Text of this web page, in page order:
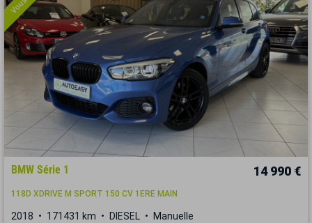
BMW Série 1 14 990 €
118D XDRIVE M SPORT 150 CV 1ERE MAIN
2018 171431 km DIESEL Manuelle